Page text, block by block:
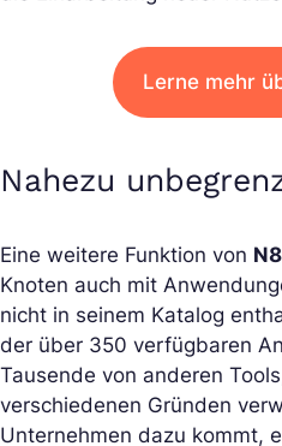
Lerne mehr
Nahezu
Eine weitere Funktion von
Knoten auch mit
nicht in seinem Katalog
der über 350 verfügbaren
Tausende von anderen
verschiedenen Gründen
Unternehmen dazu kommt,